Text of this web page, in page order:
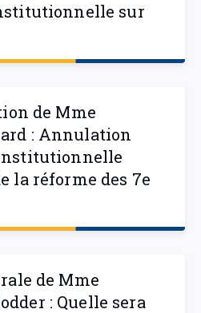
sur
de Mme
: Annulation
la réforme des 7e
de Mme
: Quelle sera